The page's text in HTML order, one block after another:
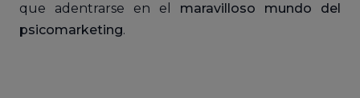
que adentrarse en el maravilloso mundo del
psicomarketing.